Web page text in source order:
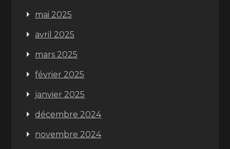
mai 2025
avril 2025
mars 2025
février 2025
janvier 2025
décembre 2024
novembre 2024